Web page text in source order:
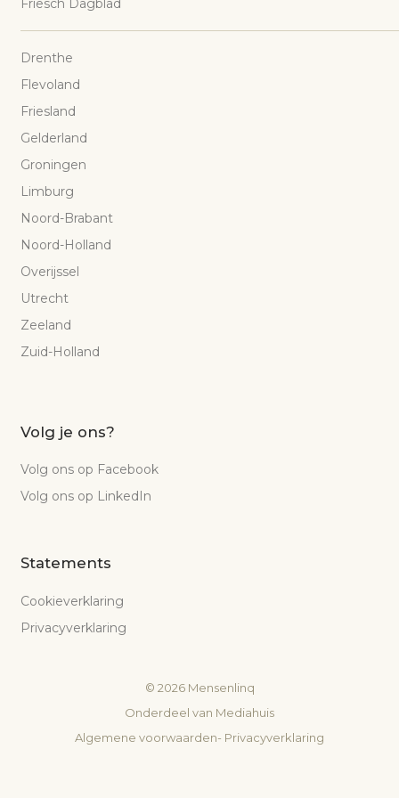
Drenthe
Flevoland
Friesland
Gelderland
Groningen
Limburg
Noord-Brabant
Noord-Holland
Overijssel
Utrecht
Zeeland
Zuid-Holland
Volg je ons?
Volg ons op Facebook
Volg ons op LinkedIn
Statements
Cookieverklaring
Privacyverklaring
© 2026Mensenlinq
Onderdeel van Mediahuis
Algemene voorwaarden- Privacyverklaring